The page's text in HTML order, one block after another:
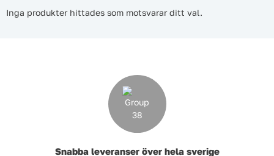
Lyft, transport & materialhantering
Inga produkter hittades som motsvarar ditt val.
Snabba leveranser över hela sverige